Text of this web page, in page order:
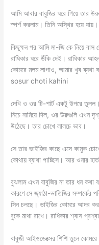
আমি আবার বাবুজির ঘরে গিয়ে তার
স্পর্শ করলাম। তিনি অস্থির হয়ে
কিছুক্ষন পর আমি মা-জি কে নিয়ে
রাধিকার ঘরে উঁকি দেই। রাধিকার
কোমরে মলম লাগাও, আমার খুব ব্যথা
sosur choti kahini
দেখি ও ওর টি-শার্ট একটু উপরে
নিচে নামিয়ে দিল, ওর উরুগুলি এখন
উঠেছে। তার চোখে লালচে ভাব।
সে তার ভাইজির কাছে এসে কামুক
কোথায় ব্যাথা পাচ্ছিস। আর ওনার
বুঝলাম এখন বাবুজির না তার ধন কথা
কারণে সে জ্যাঠা-ভাতিজির
সিন চলছে। ভাইজির কোমরে আদর
বুকে মাথা রাখে। রাধিকার শ্বাস
বাবুজী আইওডেক্সের শিশি তুলে